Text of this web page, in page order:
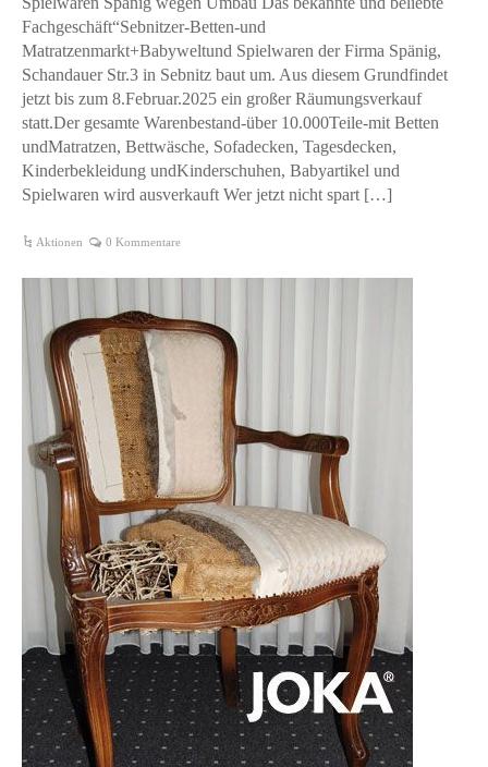
Fachgeschäft“Sebnitzer-Betten-und
Matratzenmarkt+Babyweltund Spielwaren der Firma Spänig,
Schandauer Str.3 in Sebnitz baut um. Aus diesem Grundfindet
jetzt bis zum 8.Februar.2025 ein großer Räumungsverkauf
statt.Der gesamte Warenbestand-über 10.000Teile-mit Betten
undMatratzen, Bettwäsche, Sofadecken, Tagesdecken,
Kinderbekleidung undKinderschuhen, Babyartikel und
Spielwaren wird ausverkauft Wer jetzt nicht spart […]
Aktionen 0 Kommentare